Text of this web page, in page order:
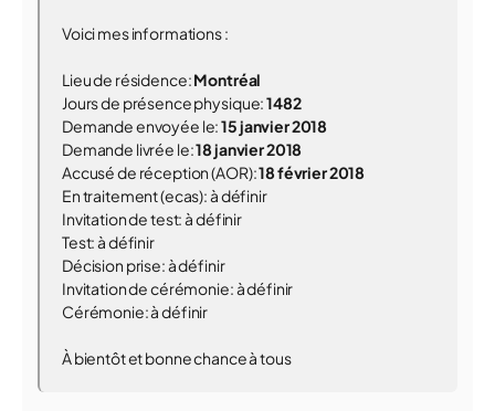
Voici mes informations :
Lieu de résidence:Montréal
Jours de présence physique:1482
Demande envoyée le:15 janvier 2018
Demande livrée le:18 janvier 2018
Accusé de réception (AOR):18 février 2018
En traitement (ecas): à définir
Invitation de test: à définir
Test: à définir
Décision prise: à définir
Invitation de cérémonie: à définir
Cérémonie: à définir
À bientôt et bonne chance à tous